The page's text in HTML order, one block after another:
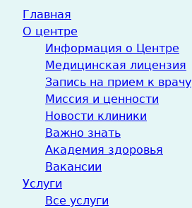
Главная
О центре
Информация о Центре
Медицинская лицензия
Запись на прием к врачу
Миссия и ценности
Новости клиники
Важно знать
Академия здоровья
Вакансии
Услуги
Все услуги